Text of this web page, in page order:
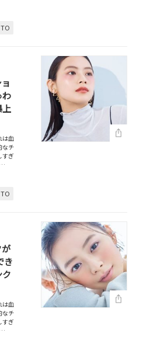
わ
上
は血
なチ
すぎ
…
き
は血
なチ
すぎ
…